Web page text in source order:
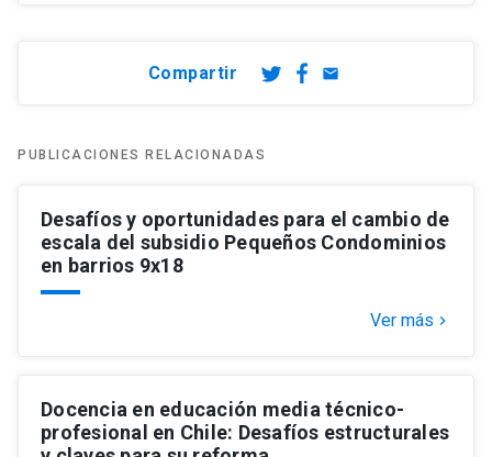
Compartir email
PUBLICACIONES RELACIONADAS
Desafíos y oportunidades para el cambio de
escala del subsidio Pequeños Condominios
en barrios 9x18
Ver más keyboard_arrow_right
Docencia en educación media técnico-
profesional en Chile: Desafíos estructurales